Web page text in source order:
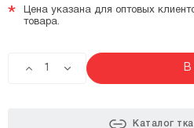
*
Цена указана для оптовых
товара.
В
Каталог